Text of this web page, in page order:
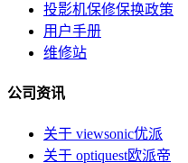
投影机保修保换政策
用户手册
维修站
公司资讯
关于 viewsonic优派
关于 optiquest欧派帝